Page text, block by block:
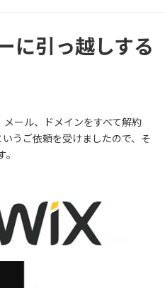
に引っ越しする
ール、ドメインをすべて解約
うご依頼を受けましたので、そ